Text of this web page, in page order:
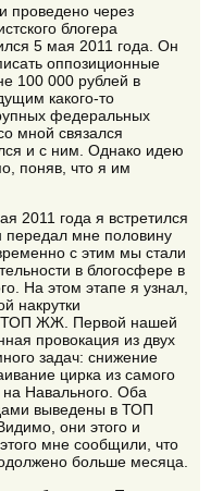
проведено через
блогера
5 мая 2011 года. Он
оппозиционные
100 000 рублей в
какого-то
федеральных
мной связался
и с ним. Однако идею
поняв, что я им
2011 года я встретился
передал мне половину
с этим мы стали
в блогосфере в
На этом этапе я узнал,
накрутки
ТОП ЖЖ. Первой нашей
провокация из двух
задач: снижение
цирка из самого
на Навального. Оба
выведены в ТОП
они этого и
мне сообщили, что
больше месяца.